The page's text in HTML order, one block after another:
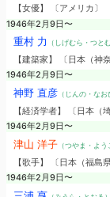
【女優】 〔アメリカ〕
1946年2月9日〜
重村 力 （しげむら・つとむ
【建築家】 〔日本（神
1946年2月9日〜
神野 直彦（じんの・なお
【経済学者】 〔日本（
1946年2月9日〜
津山 洋子（つやま・よう
【歌手】 〔日本（福島県
1946年2月9日〜